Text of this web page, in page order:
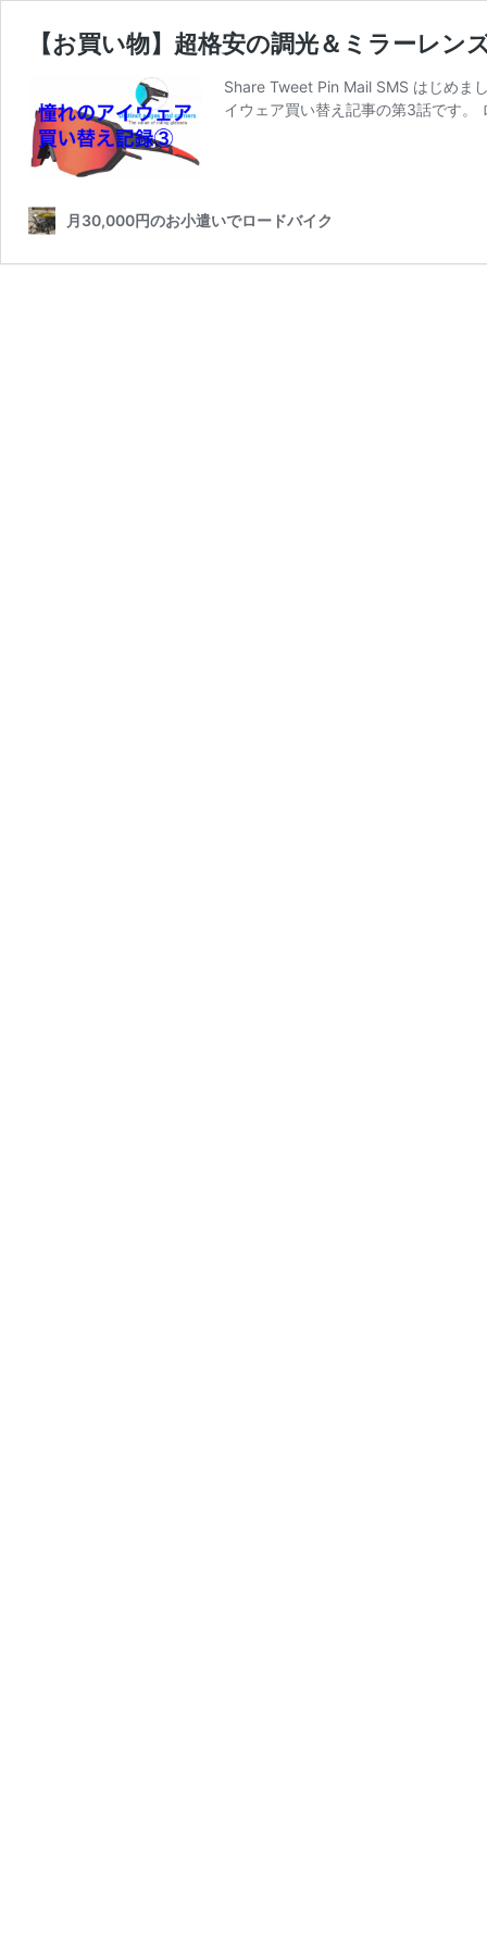
【お買い物】超格安の調光＆ミラーレ
Share Tweet Pin Mail SMS はじめま
イウェア買い替え記事の第3話です
月30,000円のお小遣いでロードバイク